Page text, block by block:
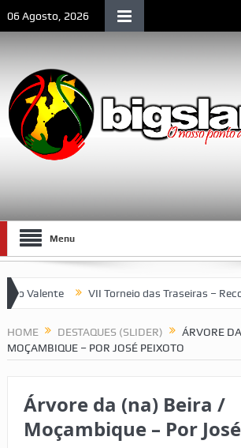
06 Agosto, 2026
Menu
Valente VII Torneio das Traseiras –
HOME DESTAQUES (SLIDER)
ÁRVORE
MOÇAMBIQUE – POR JOSÉ PEIXOTO
Árvore da (na) Beira /
Moçambique – Por